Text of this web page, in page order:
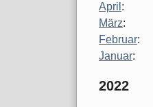
April :
März:
Februar:
Januar:
2022